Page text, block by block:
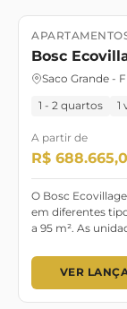
Lançamento
Bosc
Saco Grande -
1 - 2 quartos 1
A partir de
R$
O Bosc
em diferentes
a 95 m². As
VER